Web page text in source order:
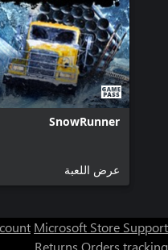
SnowRunner
عرض اللعبة
Microsoft Store Support
Returns Orders tracking